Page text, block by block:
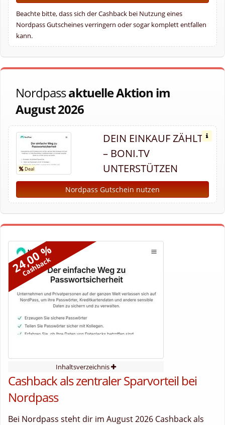
Beachte bitte, dass sich der Cashback bei Nutzung eines
Nordpass Gutscheines verringern oder sogar komplett entfallen
kann.
Nordpassaktuelle Aktion im
August 2026
DEIN EINKAUF ZÄHLT
– BONI.TV
UNTERSTÜTZEN
Nordpass Gutschein nutzen
24,00 %
Cashback
Inhaltsverzeichnis
Cashback als zentraler Sparvorteil bei
Nordpass
Bei Nordpass steht dir im August 2026 Cashback als